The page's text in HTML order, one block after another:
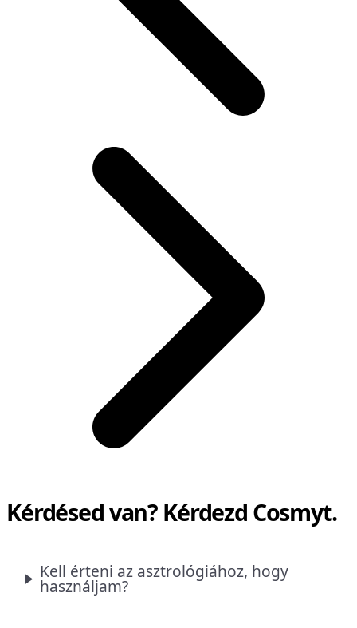
Kérdésed van? Kérdezd Cosmyt.
Kell érteni az asztrológiához, hogy
használjam?